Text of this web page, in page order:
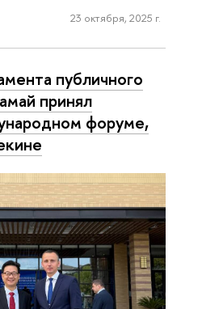
23 октября, 2025 г.
публичного
принял
форуме,